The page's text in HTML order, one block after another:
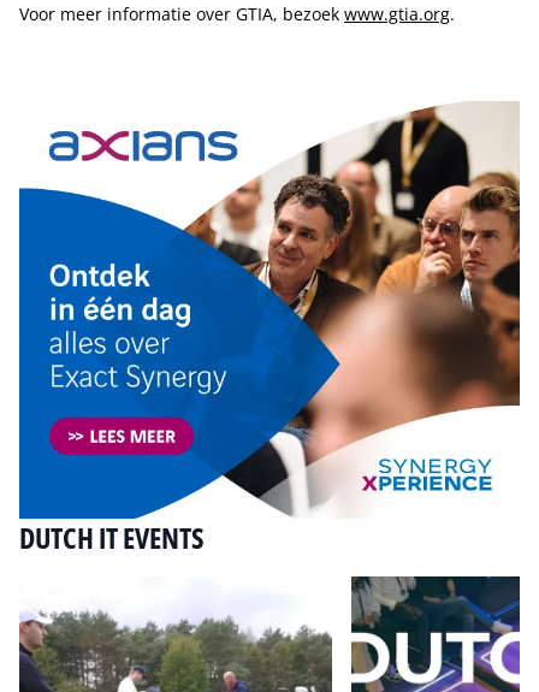
Voor meer informatie over GTIA, bezoek www.gtia.org.
DUTCH IT EVENTS